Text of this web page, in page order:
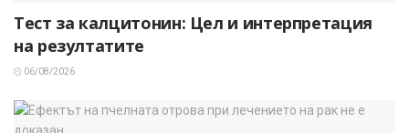
Тест за калцитонин: Цел и интерпретация
на резултатите
06/08/2026